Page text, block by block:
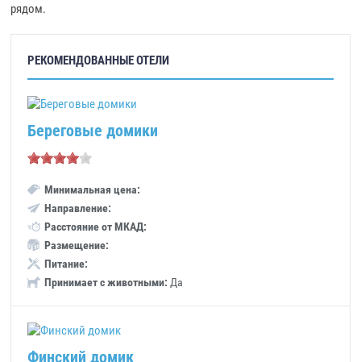
рядом.
РЕКОМЕНДОВАННЫЕ ОТЕЛИ
Береговые домики
Минимальная цена:
Направление:
Расстояние от МКАД:
Размещение:
Питание:
Принимает с животными: Да
Финский домик